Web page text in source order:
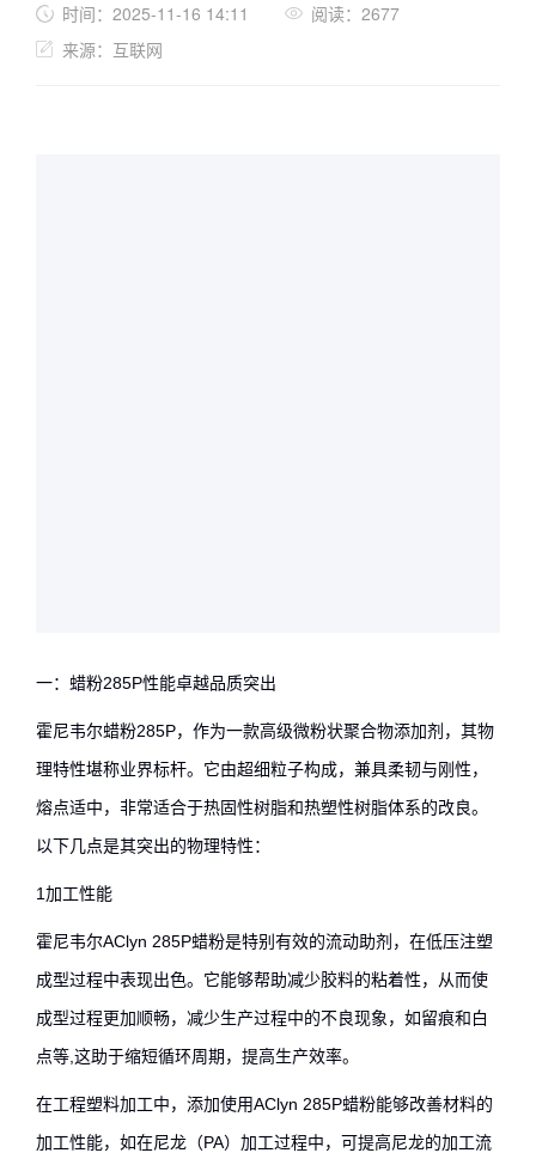
时间：2025-11-16 14:11
阅读：2677
来源：互联网
一：蜡粉285P性能卓越品质突出
霍尼韦尔蜡粉285P，作为一款高级微粉状聚合物添加剂，其物
理特性堪称业界标杆。它由超细粒子构成，兼具柔韧与刚性，
熔点适中，非常适合于热固性树脂和热塑性树脂体系的改良。
以下几点是其突出的物理特性：
1加工性能
霍尼韦尔AClyn 285P蜡粉是特别有效的流动助剂，在低压注塑
成型过程中表现出色。它能够帮助减少胶料的粘着性，从而使
成型过程更加顺畅，减少生产过程中的不良现象，如留痕和白
点等,这助于缩短循环周期，提高生产效率。
在工程塑料加工中，添加使用AClyn 285P蜡粉能够改善材料的
加工性能，如在尼龙（PA）加工过程中，可提高尼龙的加工流